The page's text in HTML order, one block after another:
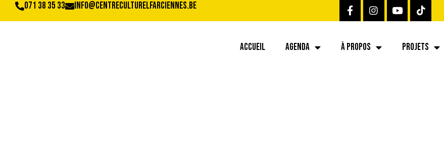
071 38 35 33 info@centreculturelfarciennes.be
ACCUEIL AGENDA À PROPOS PROJETS